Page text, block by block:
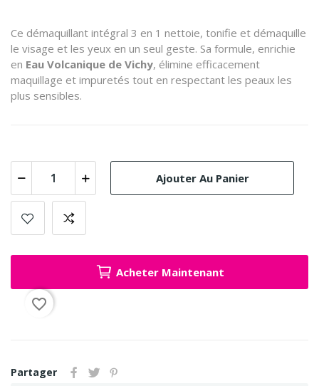
Ce démaquillant intégral 3 en 1 nettoie, tonifie et démaquille
le visage et les yeux en un seul geste. Sa formule, enrichie
en Eau Volcanique de Vichy, élimine efficacement
maquillage et impuretés tout en respectant les peaux les
plus sensibles.
Ajouter Au Panier
Acheter Maintenant
favorite_border
Partager